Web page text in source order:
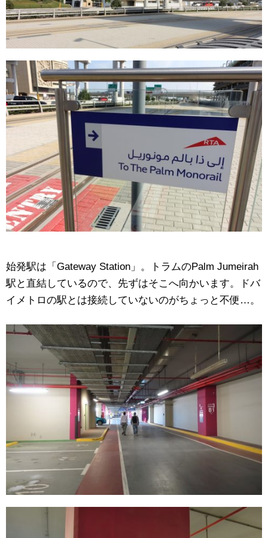
始発駅は「Gateway Station」。トラムのPalm Jumeirah
駅と直結しているので、先ずはそこへ向かいます。ドバ
イメトロの駅とは接続していないのがちょっと不便…。